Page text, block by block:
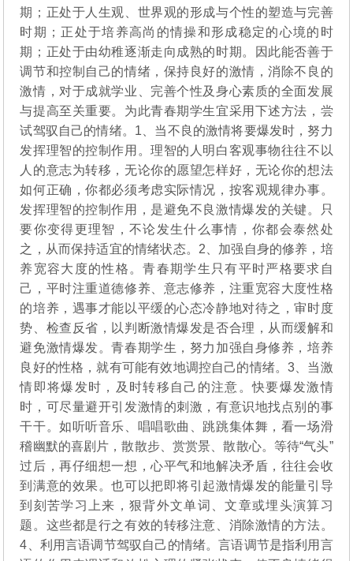
期；正处于人生观、世界观的形成与个性的塑造与完善
时期；正处于培养高尚的情操和形成稳定的心境的时
期；正处于由幼稚逐渐走向成熟的时期。因此能否善于
调节和控制自己的情绪，保持良好的激情，消除不良的
激情，对于成就学业、完善个性及身心素质的全面发展
与提高至关重要。为此青春期学生宜采用下述方法，尝
试驾驭自己的情绪。1、当不良的激情将要爆发时，努力
发挥理智的控制作用。理智的人明白客观事物往往不以
人的意志为转移，无论你的愿望怎样好，无论你的想法
如何正确，你都必须考虑实际情况，按客观规律办事。
发挥理智的控制作用，是避免不良激情爆发的关键。只
要你变得更理智，不论发生什么事情，你都会泰然处
之，从而保持适宜的情绪状态。2、加强自身的修养，培
养宽容大度的性格。青春期学生只有平时严格要求自
己，平时注重道德修养、意志修养，注重宽容大度性格
的培养，遇事才能以平缓的心态冷静地对待之，审时度
势、检查反省，以判断激情爆发是否合理，从而缓解和
避免激情爆发。青春期学生，努力加强自身修养，培养
良好的性格，就有可能有效地调控自己的情绪。3、当激
情即将爆发时，及时转移自己的注意。快要爆发激情
时，可尽量避开引发激情的刺激，有意识地找点别的事
干干。如听听音乐、唱唱歌曲、跳跳集体舞，看一场滑
稽幽默的喜剧片，散散步、赏赏景、散散心。等待“气头”
过后，再仔细想一想，心平气和地解决矛盾，往往会收
到满意的效果。也可以把即将引起激情爆发的能量引导
到刻苦学习上来，狠背外文单词、文章或埋头演算习
题。这些都是行之有效的转移注意、消除激情的方法。
4、利用言语调节驾驭自己的情绪。言语调节是指利用言